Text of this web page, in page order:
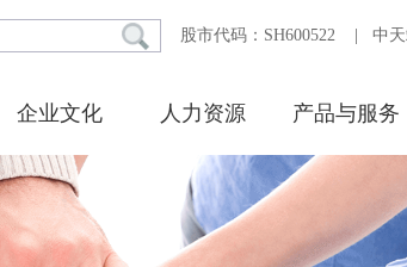
股市代码：SH600522 中
企业文化 人力资源 产品与服务